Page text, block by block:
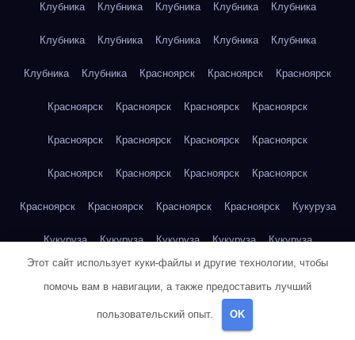
Клубника Клубника Клубника Клубника Клубника
Клубника Клубника Клубника Клубника Клубника
Клубника Клубника Красноярск Красноярск Красноярск
Красноярск Красноярск Красноярск Красноярск
Красноярск Красноярск Красноярск Красноярск
Красноярск Красноярск Красноярск Красноярск
Красноярск Красноярск Красноярск Красноярск Кукуруза
Кукуруза Кукуруза Кукуруза Кукуруза Кукуруза
Этот сайт использует куки-файлы и другие технологии, чтобы
помочь вам в навигации, а также предоставить лучший
пользовательский опыт. OK